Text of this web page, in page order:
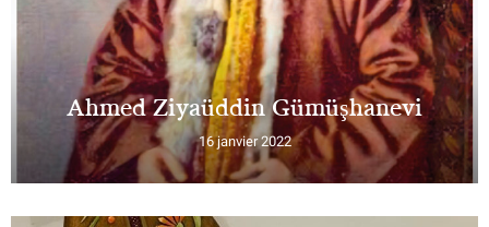
Ahmed Ziyaüddin Gümüşhanevi
16 janvier 2022